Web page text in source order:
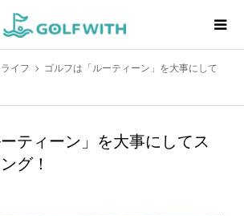
イフ
ゴルフは「ルーティーン」を大事にして
ティーン」を大事にしてス
グ！